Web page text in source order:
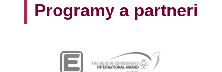
Programy a partneri